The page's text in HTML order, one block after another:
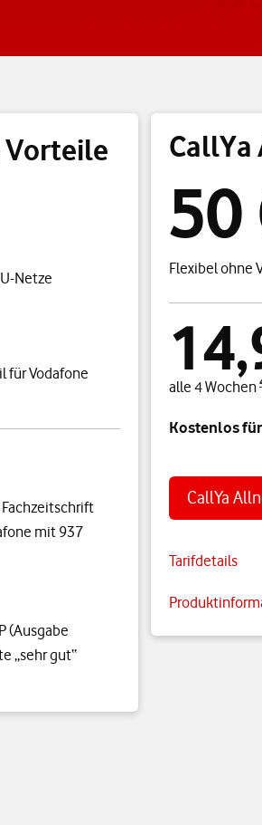
Vorteile
Netze
für Vodafone
mit 937
(Ausgabe
„sehr gut“
50
Flexibel ohne
alle 4 Wochen
Kostenlos
CallYa
Tarifdetails